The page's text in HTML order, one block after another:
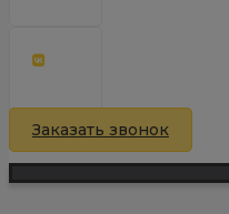
Заказать звонок